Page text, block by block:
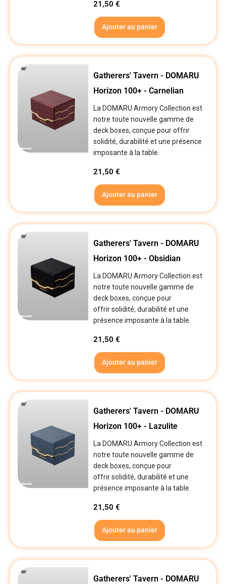
21,50€
Ajouter au panier
Gatherers' Tavern - DOMARU
Horizon 100+ - Carnelian
La DOMARU Armory Collection est
notre toute nouvelle gamme de
deck boxes, conçue pour offrir
solidité, durabilité et une présence
imposante à la table.
21,50€
Ajouter au panier
Gatherers' Tavern - DOMARU
Horizon 100+ - Obsidian
La DOMARU Armory Collection est
notre toute nouvelle gamme de
deck boxes, conçue pour
offrir solidité, durabilité et une
présence imposante à la table.
21,50€
Ajouter au panier
Gatherers' Tavern - DOMARU
Horizon 100+ - Lazulite
La DOMARU Armory Collection est
notre toute nouvelle gamme de
deck boxes, conçue pour
offrir solidité, durabilité et une
présence imposante à la table.
21,50€
Ajouter au panier
Gatherers' Tavern - DOMARU